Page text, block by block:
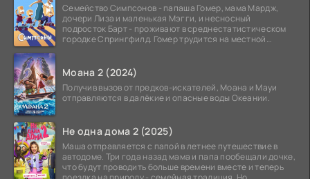
Семейство Симпсонов - папаша Гомер, мама Мардж,
дочери Лиза и маленькая Мэгги, и несносный
подросток Барт - проживают в среднестатистическом
городке Спрингфилд. Гомер трудится на местной
Моана 2 (2024)
Получив вызов от предков-искателей, Моана и Мауи
отправляются в далёкие и опасные воды Океании.
Не одна дома 2 (2025)
Маша отправляется с папой в летнее путешествие в
автодоме. Три года назад мама и папа пообещали дочке,
что будут проводить больше времени вместе и теперь